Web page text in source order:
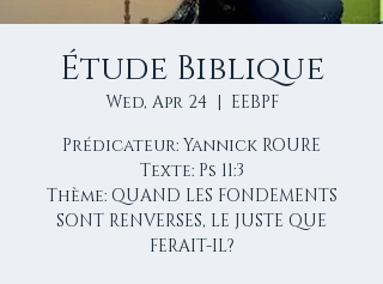
Étude Biblique
Wed, Apr 24
  |
EEBPF
Prédicateur: Yannick ROURE
Texte: Ps 11:3
Thème: QUAND LES FONDEMENTS
SONT RENVERSES, LE JUSTE QUE
FERAIT-IL?